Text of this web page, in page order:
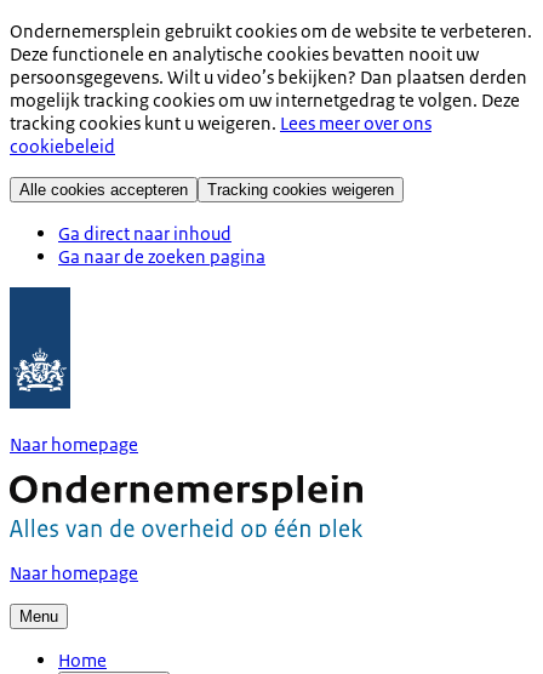
Ondernemersplein gebruikt cookies om de website te verbeteren.
Deze functionele en analytische cookies bevatten nooit uw
persoonsgegevens. Wilt u video’s bekijken? Dan plaatsen derden
mogelijk tracking cookies om uw internetgedrag te volgen. Deze
tracking cookies kunt u weigeren. Lees meer over ons
cookiebeleid
Alle cookies accepteren Tracking cookies weigeren
Ga direct naar inhoud
Ga naar de zoeken pagina
Naar homepage
Naar homepage
Menu
Home